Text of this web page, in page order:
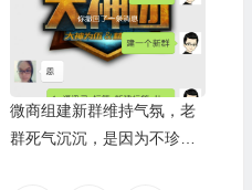
微商组建新群维持气氛，老
群死气沉沉，是因为不珍贵